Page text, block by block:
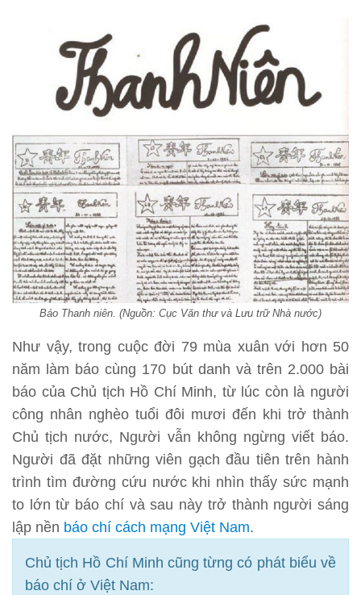
Báo Thanh niên. (Nguồn: Cục Văn thư và Lưu trữ Nhà nước)
Như vậy, trong cuộc đời 79 mùa xuân với hơn 50
năm làm báo cùng 170 bút danh và trên 2.000 bài
báo của Chủ tịch Hồ Chí Minh, từ lúc còn là người
công nhân nghèo tuổi đôi mươi đến khi trở thành
Chủ tịch nước, Người vẫn không ngừng viết báo.
Người đã đặt những viên gạch đầu tiên trên hành
trình tìm đường cứu nước khi nhìn thấy sức mạnh
to lớn từ báo chí và sau này trở thành người sáng
lập nền báo chí cách mạng Việt Nam.
Chủ tịch Hồ Chí Minh cũng từng có phát biểu về
báo chí ở Việt Nam: